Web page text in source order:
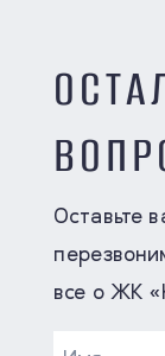
Оставьте
все о ЖК